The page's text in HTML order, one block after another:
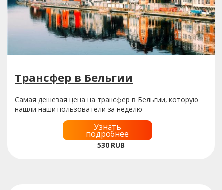
Трансфер в Бельгии
Самая дешевая цена на трансфер в Бельгии, которую
нашли наши пользователи за неделю
Узнать
подробнее
530 RUB